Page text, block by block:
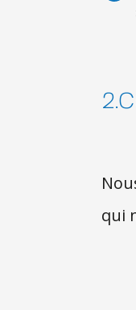
qui